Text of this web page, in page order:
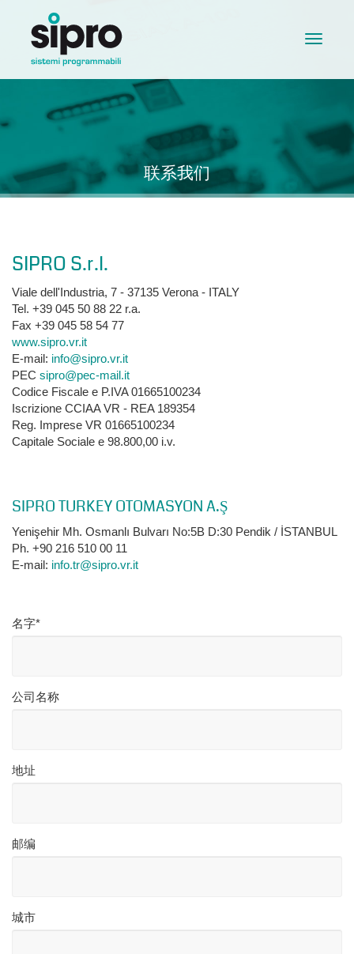
联系我们
Toggle
SIPRO S.r.l.
Viale dell'Industria, 7 - 37135 Verona - ITALY
Tel. +39 045 50 88 22 r.a.
Fax +39 045 58 54 77
www.sipro.vr.it
E-mail: info@sipro.vr.it
PEC sipro@pec-mail.it
Codice Fiscale e P.IVA 01665100234
Iscrizione CCIAA VR - REA 189354
Reg. Imprese VR 01665100234
Capitale Sociale e 98.800,00 i.v.
SIPRO TURKEY OTOMASYON A.Ş
Yenişehir Mh. Osmanlı Bulvarı No:5B D:30 Pendik / İSTANBUL
Ph. +90 216 510 00 11
E-mail: info.tr@sipro.vr.it
名字*
公司名称
地址
邮编
城市